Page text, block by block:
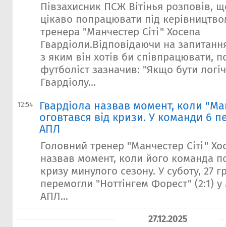
Півзахисник ПСЖ Вітінья розповів,
цікаво попрацювати під
тренера "Манчестер Сіті" Хосепа
Гвардіоли.Відповідаючи на
з яким він хотів би співпрацювати,
футболіст зазначив: "Якщо бути
Гвардіолу...
12:54
Гвардіола назвав момент, коли
оговтався від кризи. У команди 6
АПЛ
Головний тренер "Манчестер Сіті"
назвав момент, коли його команда
кризу минулого сезону. У суботу, 27
перемогли "Ноттінгем Форест" (2:1) у
АПЛ...
27.12.2025